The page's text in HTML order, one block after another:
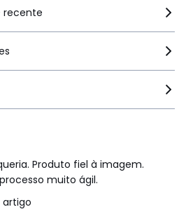
recente
Produto fiel à imagem.
muito ágil.
artigo